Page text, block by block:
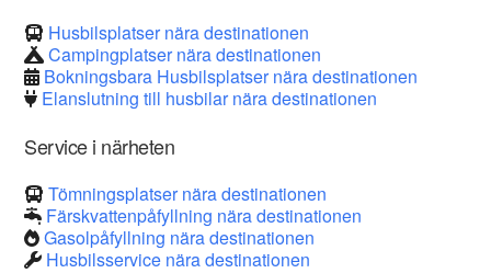
Husbilsplatser nära destinationen
Campingplatser nära destinationen
Bokningsbara Husbilsplatser nära destinationen
Elanslutning till husbilar nära destinationen
Service i närheten
Tömningsplatser nära destinationen
Färskvattenpåfyllning nära destinationen
Gasolpåfyllning nära destinationen
Husbilsservice nära destinationen